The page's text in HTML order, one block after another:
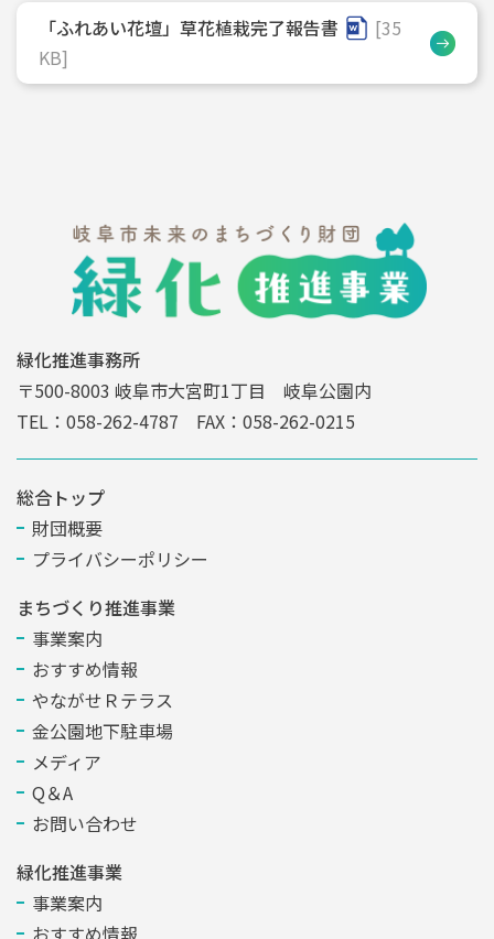
「ふれあい花壇」草花植栽完了報告書
[35
KB]
緑化推進事務所
〒500-8003 岐阜市大宮町1丁目 岐阜公園内
TEL：058-262-4787 FAX：058-262-0215
総合トップ
財団概要
プライバシーポリシー
まちづくり推進事業
事業案内
おすすめ情報
やながせＲテラス
金公園地下駐車場
メディア
Q＆A
お問い合わせ
緑化推進事業
事業案内
おすすめ情報